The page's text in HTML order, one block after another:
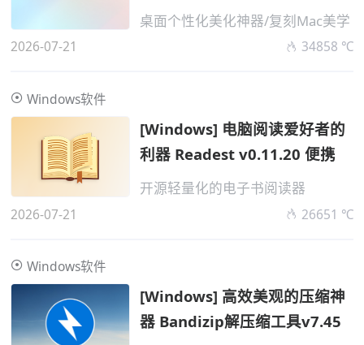
版
桌面个性化美化神器/复刻Mac美学
2026-07-21 34858 ℃
Windows软件
[Windows] 电脑阅读爱好者的
利器 Readest v0.11.20 便携
开源轻量化的电子书阅读器
2026-07-21 26651 ℃
Windows软件
[Windows] 高效美观的压缩神
器 Bandizip解压缩工具v7.45